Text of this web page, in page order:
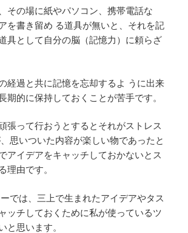
その場に紙やパソコン、携帯電話な
を書き留め る道具が無いと、それを記
具として自分の脳（記憶力）に頼らざ
経過と共に記憶を忘却するよ うに出来
期的に保持しておくことが苦手です。
張って行おうとするとそれがストレス
思いついた内容が楽しい物であったと
アイデアをキャッチしておかないとス
理由です。
では、三上で生まれたアイデアやタス
ッチしておくために私が使っているツ
と思います。